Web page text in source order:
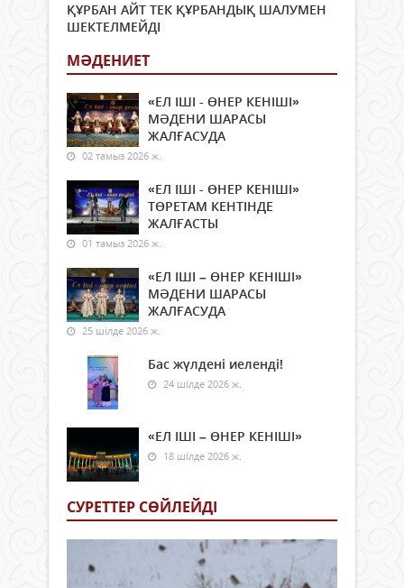
ҚҰРБАН АЙТ ТЕК ҚҰРБАНДЫҚ ШАЛУМЕН
ШЕКТЕЛМЕЙДІ
МӘДЕНИЕТ
«ЕЛ ІШІ - ӨНЕР КЕНІШІ»
МӘДЕНИ ШАРАСЫ
ЖАЛҒАСУДА
02 тамыз 2026 ж.
«ЕЛ ІШІ - ӨНЕР КЕНІШІ»
ТӨРЕТАМ КЕНТІНДЕ
ЖАЛҒАСТЫ
01 тамыз 2026 ж.
«ЕЛ ІШІ – ӨНЕР КЕНІШІ»
МӘДЕНИ ШАРАСЫ
ЖАЛҒАСУДА
25 шілде 2026 ж.
Бас жүлдені иеленді!
24 шілде 2026 ж.
«ЕЛ ІШІ – ӨНЕР КЕНІШІ»
18 шілде 2026 ж.
СУРЕТТЕР СӨЙЛЕЙДI